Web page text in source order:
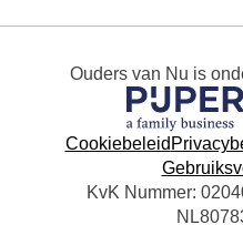
Ouders van Nu is
Cookiebeleid
KvK Nummer: